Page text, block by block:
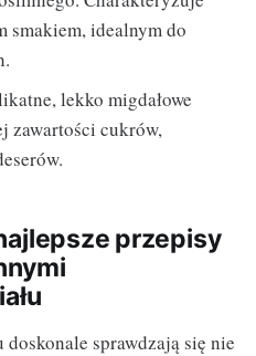
smakiem, idealnym do
lekko migdałowe
zawartości cukrów,
przepisy
sprawdzają się nie